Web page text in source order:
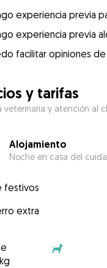
experiencia previa
experiencia previa
facilitar opiniones
y tarifas
veterinaria y atención al
Alojamiento
Noche en casa del
festivos
extra